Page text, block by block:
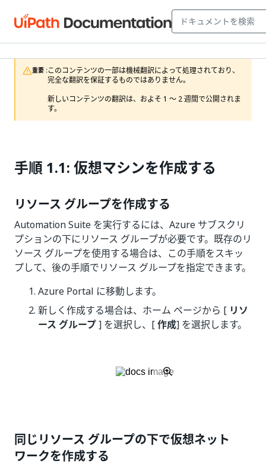
重要 :このコンテンツの一部は機械翻訳によって処理されており、
完全な翻訳を保証するものではありません。
新しいコンテンツの翻訳は、およそ 1 ～ 2 週間で公開されま
す。
手順 1.1: 仮想マシンを作成する
リソース グループを作成する
Automation Suite を実行するには、Azure サブスクリ
プションの下にリソース グループが必要です。既存のリ
ソース グループを使用する場合は、この手順をスキッ
プして、後の手順でリソース グループを指定できます。
Azure Portal に移動します。
新しく作成する場合は、ホーム ページから [ リソ
ース グループ] を選択し、[作成] を選択します。
同じリソース グループの下で仮想ネット
ワークを作成する